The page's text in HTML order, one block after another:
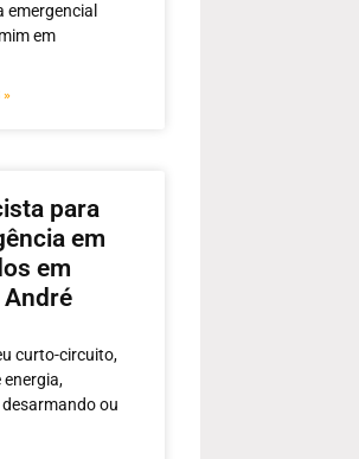
emergencial
em
»
para
em
em
curto-circuito,
energia,
ou